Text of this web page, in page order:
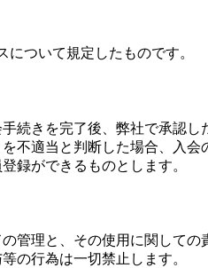
ついて規定したものです。
続きを完了後、弊社で承認し
不適当と判断した場合、入会
録ができるものとします。
管理と、その使用に関しての
の行為は一切禁止します。